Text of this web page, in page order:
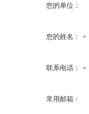
您的单位：
您的姓名：
联系电话：
常用邮箱：